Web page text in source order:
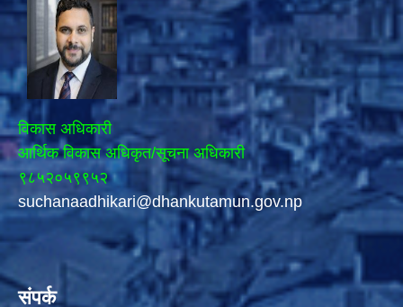
विकास अधिकारी
आर्थिक विकास अधिकृत/सूचना अधिकारी
९८५२०५९९५२
suchanaadhikari@dhankutamun.gov.np
संपर्क